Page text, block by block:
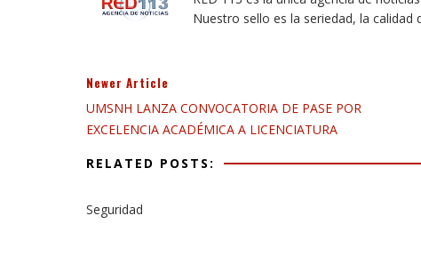
Nuestro sello es la seriedad, la calidad
Newer Article
UMSNH LANZA CONVOCATORIA DE PASE POR
EXCELENCIA ACADÉMICA A LICENCIATURA
RELATED POSTS:
Seguridad